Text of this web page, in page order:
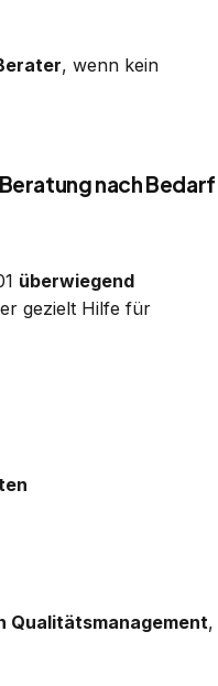
, wenn kein
nach Bedarf
überwiegend
gezielt Hilfe für
Qualitätsmanagement,